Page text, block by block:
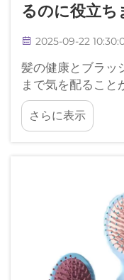
るのに役立ち
2025-09-22
髪の健康とブラッ
まで気を配ること
て、ヘアブラシと
っている以上に重
回のストロークが
さらに表示